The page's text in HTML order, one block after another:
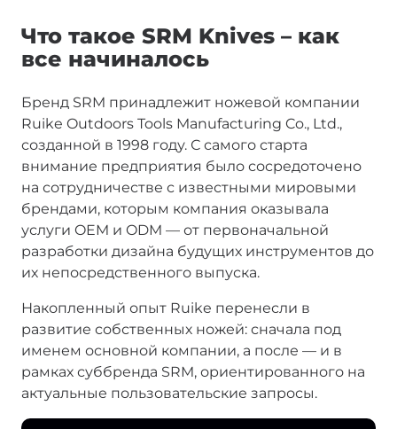
Что такое SRM Knives – как
все начиналось
Бренд SRM принадлежит ножевой компании
Ruike Outdoors Tools Manufacturing Co., Ltd.,
созданной в 1998 году. С самого старта
внимание предприятия было сосредоточено
на сотрудничестве с известными мировыми
брендами, которым компания оказывала
услуги OEM и ODM — от первоначальной
разработки дизайна будущих инструментов до
их непосредственного выпуска.
Накопленный опыт Ruike перенесли в
развитие собственных ножей: сначала под
именем основной компании, а после — и в
рамках суббренда SRM, ориентированного на
актуальные пользовательские запросы.